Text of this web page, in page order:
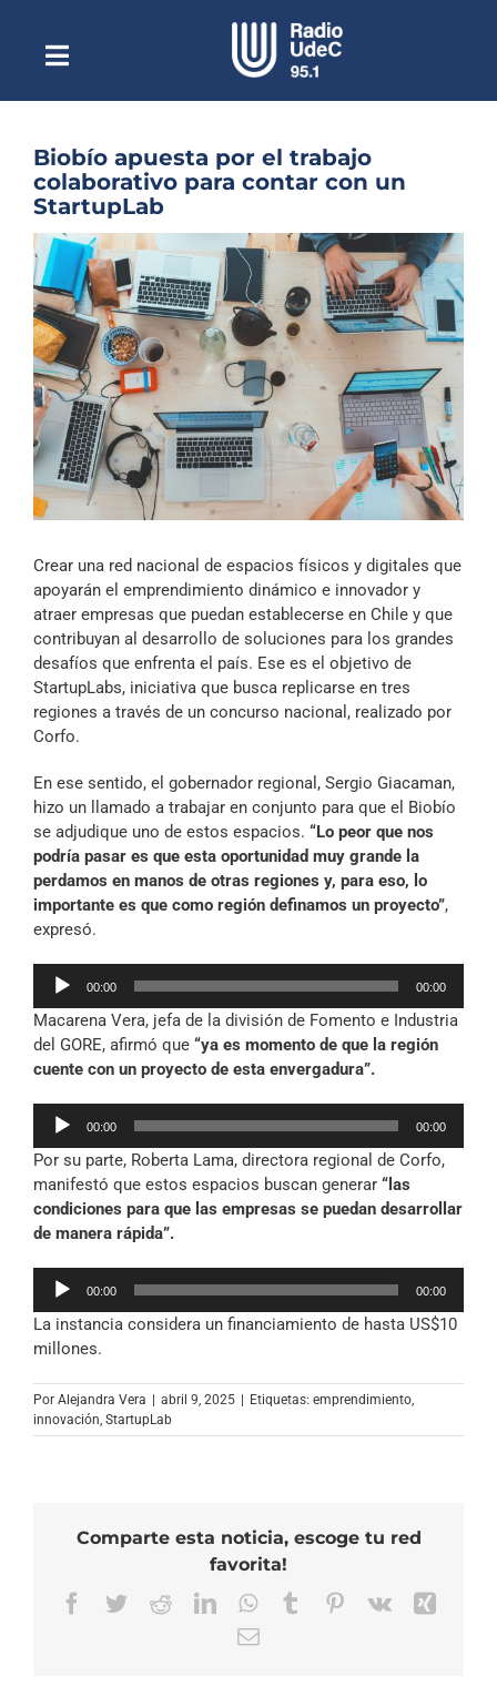
contenidoToggle
NavigationEscuchar Radio UdeC en vivo
Quiénes Somos
Programación
Podcast
Noticias
Reportajes
Columnas
Música Clásica
Especiales
Archivo Sonoro
Biobío apuesta por el trabajo
colaborativo para contar con un
StartupLab
Ver
imagen
más
grande
Crear una red nacional de espacios físicos y digitales que
apoyarán el emprendimiento dinámico e innovador y
atraer empresas que puedan establecerse en Chile y que
contribuyan al desarrollo de soluciones para los grandes
desafíos que enfrenta el país. Ese es el objetivo de
StartupLabs, iniciativa que busca replicarse en tres
regiones a través de un concurso nacional, realizado por
Corfo.
En ese sentido, el gobernador regional, Sergio Giacaman,
hizo un llamado a trabajar en conjunto para que el Biobío
se adjudique uno de estos espacios. “Lo peor que nos
podría pasar es que esta oportunidad muy grande la
perdamos en manos de otras regiones y, para eso, lo
importante es que como región definamos un proyecto”,
expresó.
Reproductor
audio
00:00 00:00
Macarena Vera, jefa de la división de Fomento e Industria
del GORE, afirmó que “ya es momento de que la región
cuente con un proyecto de esta envergadura”.
Reproductor
audio
00:00 00:00
Por su parte, Roberta Lama, directora regional de Corfo,
manifestó que estos espacios buscan generar “las
condiciones para que las empresas se puedan desarrollar
de manera rápida”.
Reproductor
audio
00:00 00:00
La instancia considera un financiamiento de hasta US$10
millones.
Por Alejandra Vera abril 9, 2025 Etiquetas: emprendimiento,
innovación, StartupLab
Comparte esta noticia, escoge tu red
favorita!
Facebook
TwitterRedditLinkedInWhatsApp
TumblrPinterest
Vk
Correo